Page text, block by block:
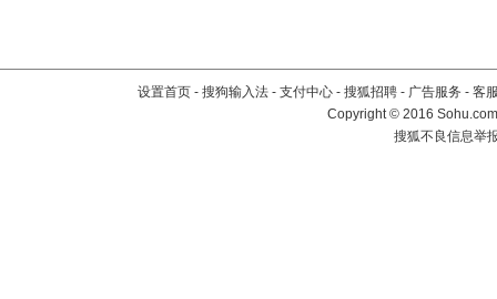
设置首页 - 搜狗输入法 - 支付中心 - 搜狐招聘 - 广告服务 - 客
Copyright©2016
搜狐不良信息举